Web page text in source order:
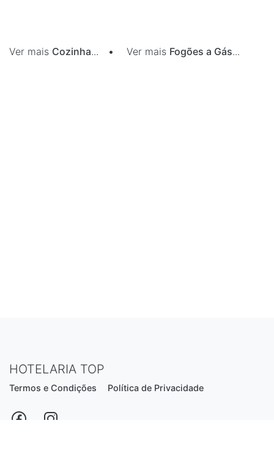
Ver mais Cozinha... • Ver mais Fogões a Gás...
HOTELARIA TOP
Termos e Condições Política de Privacidade